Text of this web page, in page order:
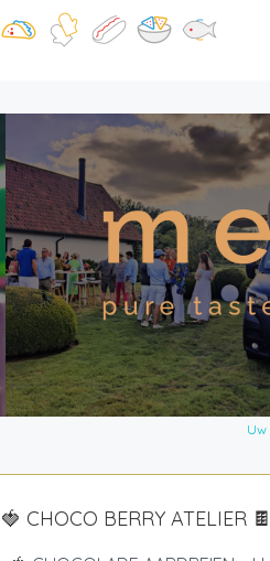
Uw
🍓 CHOCO BERRY ATELIER